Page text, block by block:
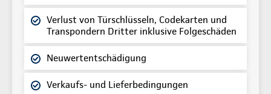
Verlust von Türschlüsseln, Codekarten und
Transpondern Dritter inklusive Folgeschäden
Neuwertentschädigung
Verkaufs- und Lieferbedingungen